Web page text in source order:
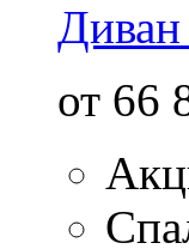
от 66